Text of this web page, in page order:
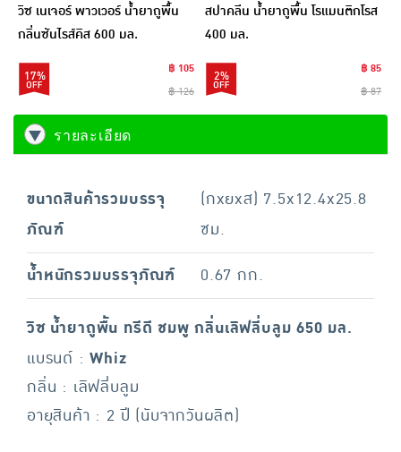
วิซ เนเจอร์ พาวเวอร์ น้ำยาถูพื้น
กลิ่นซันไรส์คิส 600 มล.
17%
฿ 105
฿ 126
สปาคลีน น้ำยาถูพื้น โรแมนติกโรส
400 มล.
2%
฿ 85
฿ 87
รายละเอียด
ขนาดสินค้ารวมบรรจุ
ภัณฑ์
(กxยxส) 7.5x12.4x25.8
ซม.
น้ำหนักรวมบรรจุภัณฑ์
0.67 กก.
วิซ น้ำยาถูพื้น ทรีดี ชมพู กลิ่นเลิฟลี่บลูม 650 มล.
แบรนด์ :Whiz
กลิ่น : เลิฟลี่บลูม
อายุสินค้า : 2 ปี (นับจากวันผลิต)